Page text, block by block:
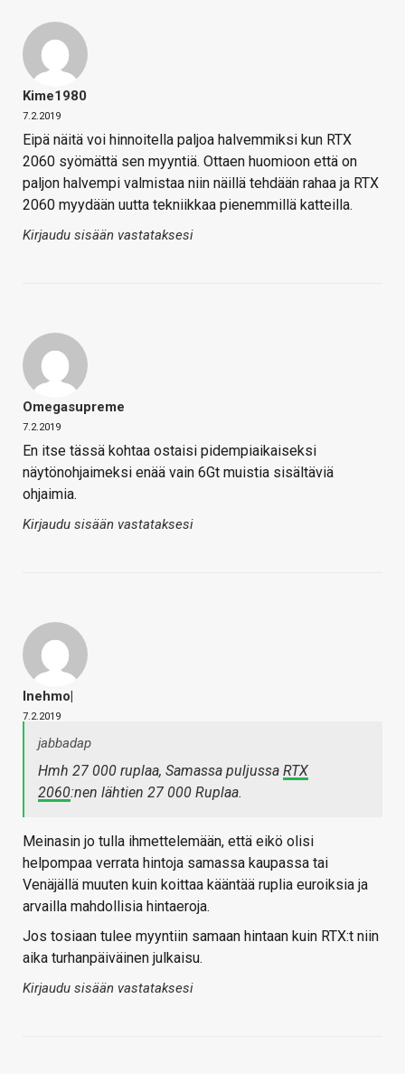
Kime1980
7.2.2019
Eipä näitä voi hinnoitella paljoa halvemmiksi kun RTX
2060 syömättä sen myyntiä. Ottaen huomioon että on
paljon halvempi valmistaa niin näillä tehdään rahaa ja RTX
2060 myydään uutta tekniikkaa pienemmillä katteilla.
Kirjaudu sisään vastataksesi
Omegasupreme
7.2.2019
En itse tässä kohtaa ostaisi pidempiaikaiseksi
näytönohjaimeksi enää vain 6Gt muistia sisältäviä
ohjaimia.
Kirjaudu sisään vastataksesi
Inehmo|
7.2.2019
jabbadap
Hmh 27 000 ruplaa, Samassa puljussa RTX
2060:nen lähtien 27 000 Ruplaa.
Meinasin jo tulla ihmettelemään, että eikö olisi
helpompaa verrata hintoja samassa kaupassa tai
Venäjällä muuten kuin koittaa kääntää ruplia euroiksia ja
arvailla mahdollisia hintaeroja.
Jos tosiaan tulee myyntiin samaan hintaan kuin RTX:t niin
aika turhanpäiväinen julkaisu.
Kirjaudu sisään vastataksesi